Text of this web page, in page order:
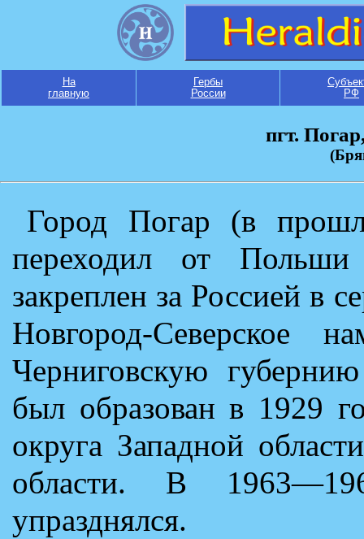
На
главную
Гербы
России
РФ
пгт.
Город Погар (в
переходил от
закреплен за Россией в
Новгород-Северское
Черниговскую
был образован в 1929
округа Западной
области. В
упразднялся.